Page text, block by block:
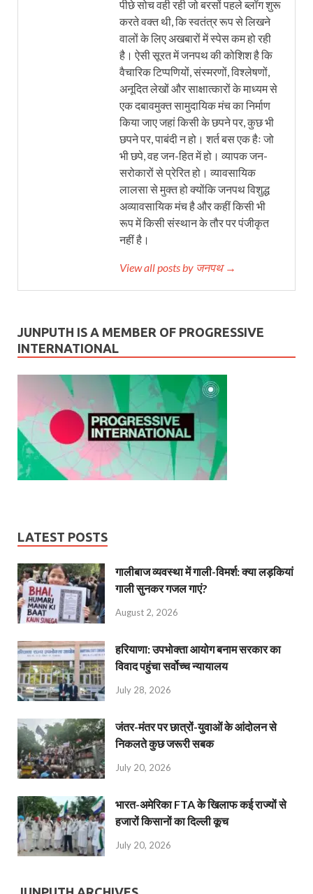
पीछे सोच वही रही जो बरसों पहले ब्लॉग शुरू
करते वक्त थी, कि स्वतंत्र रूप से लिखने
वालों के लिए अखबारों में स्पेस कम हो रही
है। ऐसी सूरत में जनपथ की कोशिश है कि
वैचारिक टिप्पणियों, संस्मरणों, विश्लेषणों,
अनूदित लेखों और साक्षात्कारों के माध्यम से
एक दबावमुक्त सामुदायिक मंच का निर्माण
किया जाए जहां किसी के छपने पर, कुछ भी
छपने पर, पाबंदी न हो। शर्त बस एक हैः जो
भी छपे, वह जन-हित में हो। व्यापक जन-
सरोकारों से प्रेरित हो। व्यावसायिक
लालसा से मुक्त हो क्योंकि जनपथ विशुद्ध
अव्यावसायिक मंच है और कहीं किसी भी
रूप में किसी संस्थान के तौर पर पंजीकृत
नहीं है।
View all posts by जनपथ →
JUNPUTH IS A MEMBER OF PROGRESSIVE
INTERNATIONAL
LATEST POSTS
गालीबाज व्‍यवस्‍था में गाली-विमर्श: क्या लड़कियां
गाली सुनकर गजल गाएं?
August 2, 2026
हरियाणा: उपभोक्ता आयोग बनाम सरकार का
विवाद पहुंचा सर्वोच्च न्यायालय
July 28, 2026
जंतर-मंतर पर छात्रों-युवाओं के आंदोलन से
निकलते कुछ जरूरी सबक
July 20, 2026
भारत-अमेरिका FTA के खिलाफ कई राज्यों से
हजारों किसानों का दिल्ली कूच
July 20, 2026